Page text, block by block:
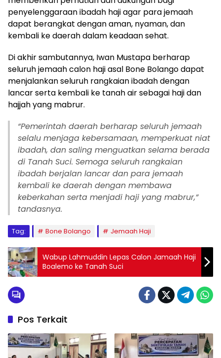
penyelenggaraan ibadah haji agar para jemaah
dapat berangkat dengan aman, nyaman, dan
kembali ke daerah dalam keadaan sehat.
Di akhir sambutannya, Iwan Mustapa berharap
seluruh jemaah calon haji asal Bone Bolango dapat
menjalankan seluruh rangkaian ibadah dengan
lancar serta kembali ke tanah air sebagai haji dan
hajjah yang mabrur.
“Pemerintah daerah berharap seluruh jemaah
selalu menjaga kebersamaan, memperkuat niat
ibadah, dan saling menguatkan selama berada
di Tanah Suci. Semoga seluruh rangkaian
ibadah berjalan lancar dan para jemaah
kembali ke daerah dengan membawa
keberkahan serta menjadi haji yang mabrur,”
tandasnya.
Tag: Bone Bolango Jemaah Haji
Wabup Lahmuddin Lepas Calon Jamaah Haji
Boalemo ke Tanah Suci
Pos Terkait